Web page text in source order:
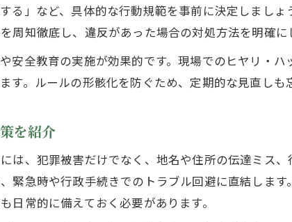
建設業スタッフが行う書類作成の注意ポイン
正しい読み方と表記でミスを最小限に
る」など、具体的な行動規範を事前に決定しましょ
周知徹底し、違反があった場合の対処方法を明確に
安全教育の実施が効果的です。現場でのヒヤリ・
。ルールの形骸化を防ぐため、定期的な見直しも
を紹介
は、犯罪被害だけでなく、地名や住所の伝達ミス
急時や行政手続きでのトラブル回避に直結します。
日常的に備えておく必要があります。